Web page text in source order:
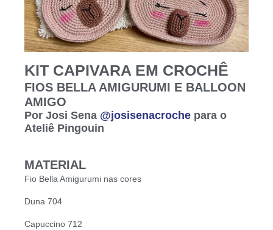
KIT CAPIVARA EM CROCHÊ
FIOS BELLA AMIGURUMI E BALLOON
AMIGO
Por Josi Sena @josisenacroche para o
Ateliê Pingouin
MATERIAL
Fio Bella Amigurumi nas cores
Duna 704
Capuccino 712